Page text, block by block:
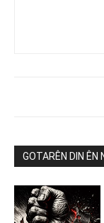
GOTARÊN DIN ÊN